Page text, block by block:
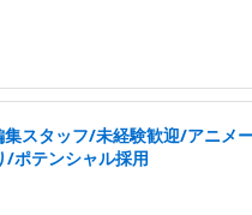
集スタッフ/未経験歓迎/アニメ
/ポテンシャル採用